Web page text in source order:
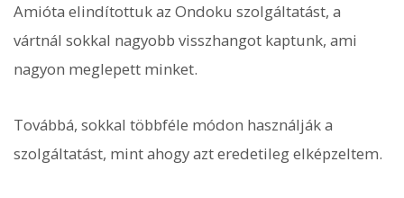
Amióta elindítottuk az Ondoku szolgáltatást, a
vártnál sokkal nagyobb visszhangot kaptunk, ami
nagyon meglepett minket.
Továbbá, sokkal többféle módon használják a
szolgáltatást, mint ahogy azt eredetileg elképzeltem.